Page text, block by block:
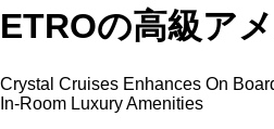
ETROの高級ア
Crystal Cruises Enhances On
In-Room Luxury Amenities